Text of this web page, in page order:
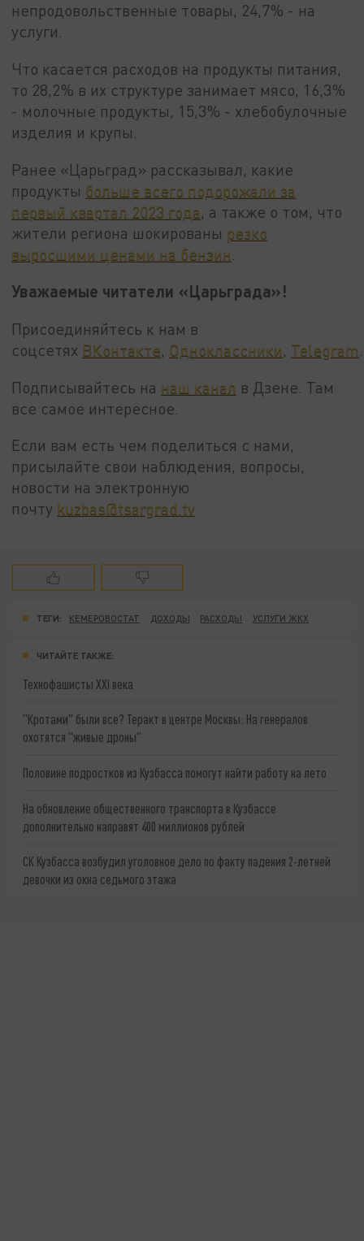
непродовольственные товары, 24,7% - на
услуги.
Что касается расходов на продукты питания,
то 28,2% в их структуре занимает мясо, 16,3%
- молочные продукты, 15,3% - хлебобулочные
изделия и крупы.
Ранее «Царьград» рассказывал, какие
продукты больше всего подорожали за
первый квартал 2023 года , а также о том, что
жители региона шокированы резко
выросшими ценами на бензин
Уважаемые читатели «Царьграда»!
Присоединяйтесь к нам в
соцсетях ВКонтакте, Одноклассники, Telegram
Подписывайтесь на наш канал в Дзене. Там
все самое интересное.
Если вам есть чем поделиться с нами,
присылайте свои наблюдения, вопросы,
новости на электронную
почту kuzbas@tsargrad.tv
ТЕГИ: КЕМЕРОВОСТАТ ДОХОДЫ РАСХОДЫ УСЛУГИ ЖКХ
ЧИТАЙТЕ ТАКЖЕ:
Технофашисты XXI века
"Кротами" были все? Теракт в центре Москвы: На генералов
охотятся "живые дроны"
Половине подростков из Кузбасса помогут найти работу на лето
На обновление общественного транспорта в Кузбассе
дополнительно направят 400 миллионов рублей
СК Кузбасса возбудил уголовное дело по факту падения 2-летней
девочки из окна седьмого этажа